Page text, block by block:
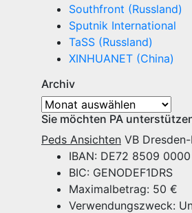
Southfront (Russland)
Sputnik International
TaSS (Russland)
XINHUANET (China)
Archiv
Archiv
Sie möchten PA
Peds Ansichten VB
IBAN: DE72 8509
BIC: GENODEF1DRS
Maximalbetrag: 50 €
Verwendungszweck: